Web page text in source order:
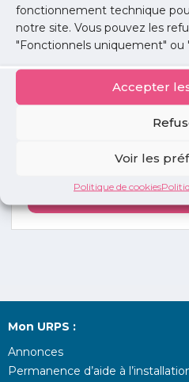
fonctionnement technique
notre site. Vous pouvez les
"Fonctionnels uniquement" ou
Accepter
Voir les
Politique de cookies
Partager cet article :
annonces
Mon URPS :
Annonces
Permanence d’aide à